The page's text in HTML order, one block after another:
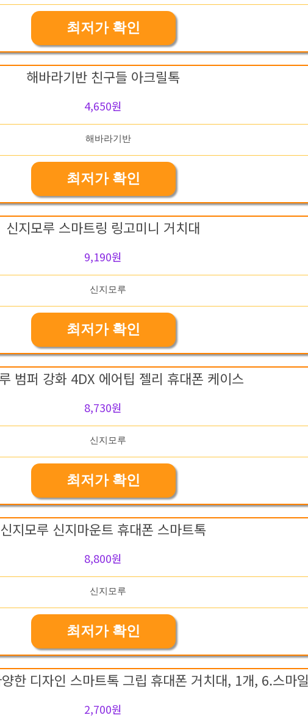
최저가 확인
해바라기반 친구들 아크릴톡
4,650원
최저가 확인
신지모루 스마트링 링고미니 거치대
9,190원
최저가 확인
범퍼 강화 4DX 에어팁 젤리 휴대폰 케이스
8,730원
최저가 확인
신지모루 신지마운트 휴대폰 스마트톡
8,800원
최저가 확인
한 디자인 스마트톡 그립 휴대폰 거치대, 1개, 6.스마일
2,700원